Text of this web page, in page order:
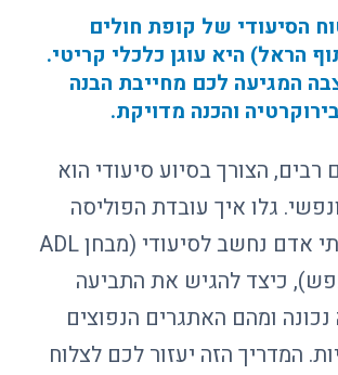
הסיעודי של קופת חולים
הראל) היא עוגן כלכלי קריטי.
המגיעה לכם מחייבת הבנה
והכנה מדויקת.
רבים, הצורך בסיוע סיעודי הוא
גלו איך עובדת הפוליסה
הקבוצתית, מתי אדם נחשב לסיעודי (מבחן ADL
כיצד להגיש את התביעה
ומהם האתגרים הנפוצים
המדריך הזה יעזור לכם לצלוח